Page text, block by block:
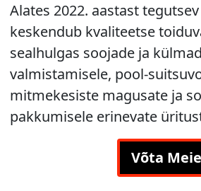
Alates 2022. aastast
keskendub kvaliteetse
sealhulgas soojade ja
valmistamisele, pool-
mitmekesiste magusate ja
pakkumisele erinevate
Võta